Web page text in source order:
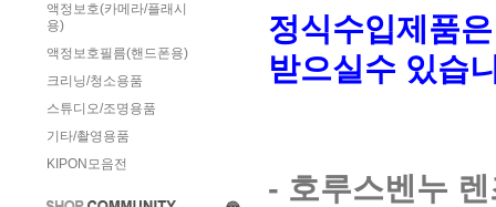
액정보호(카메라/플래시
용)
액정보호필름(핸드폰용)
크리닝/청소용품
스튜디오/조명용품
기타/촬영용품
KIPON모음전
정식수입제품
받으실수 있습
- 호루스벤누